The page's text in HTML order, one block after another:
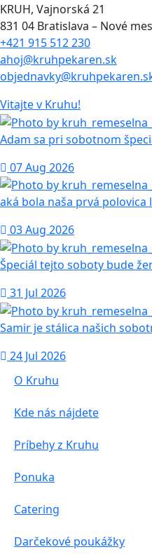
KRUH, Vajnorská 21
831 04 Bratislava – Nové
+421 915 512 230
ahoj@kruhpekaren.sk
Vitajtev Kruhu!
Adam sa pri sobotnom
07 Aug 2026
aká bola naša prvá
03 Aug 2026
Špeciál tejto soboty bude
31 Jul 2026
Samir je stálica našich
24 Jul 2026
O Kruhu
Kde nás nájdete
Príbehy z Kruhu
Ponuka
Catering
Darčekové poukážky